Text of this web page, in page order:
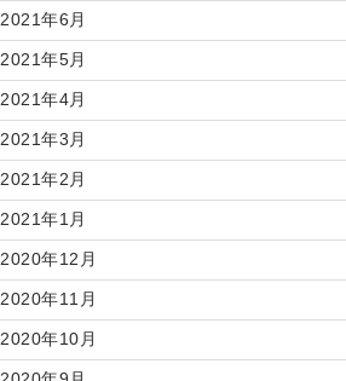
2021年6月
2021年5月
2021年4月
2021年3月
2021年2月
2021年1月
2020年12月
2020年11月
2020年10月